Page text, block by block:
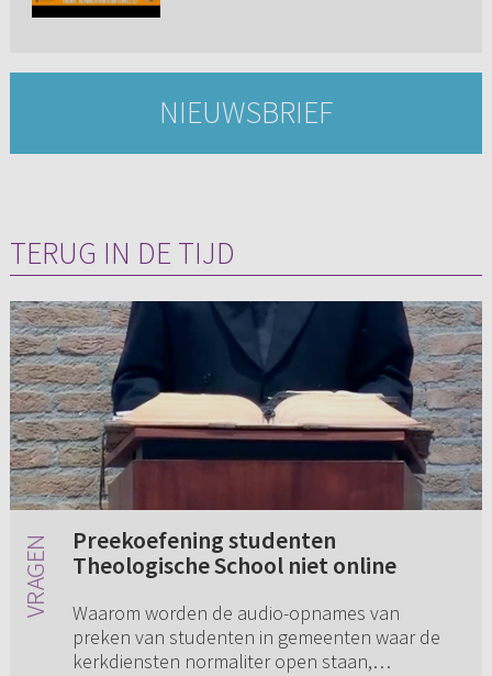
NIEUWSBRIEF
TERUG IN DE TIJD
Preekoefening studenten
Theologische School niet online
Waarom worden de audio-opnames van
preken van studenten in gemeenten waar de
kerkdiensten normaliter open staan,